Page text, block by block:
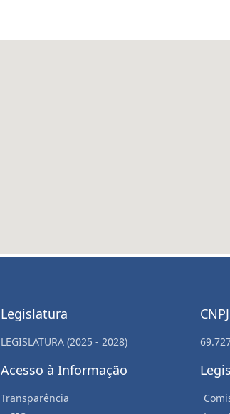
Legislatura
LEGISLATURA (2025 - 2028)
Acesso à Informação
Transparência
CNPJ